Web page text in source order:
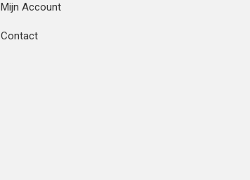
Mijn Account
Contact